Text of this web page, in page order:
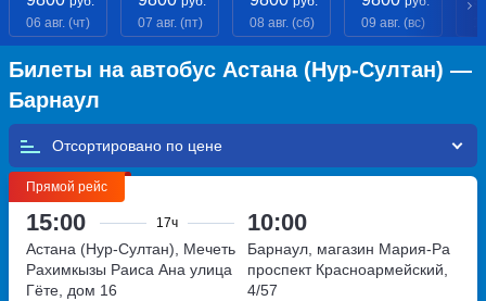
06 авг. (чт)
07 авг. (пт)
08 авг. (сб)
09 авг. (вс)
Билеты на автобус Астана (Нур-Султан) —
Барнаул
Отсортировано по
Прямой рейс
15:00 17ч 10:00
Астана (Нур-Султан), Мечеть
Рахимкызы Раиса Ана улица
Гёте, дом 16
Барнаул, магазин Мария-Ра
проспект Красноармейский,
4/57